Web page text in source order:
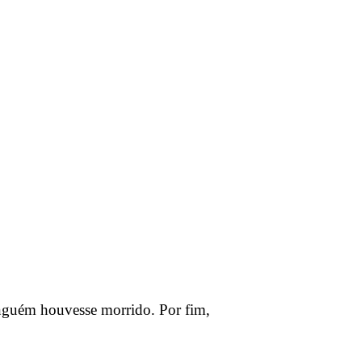
houvesse morrido. Por fim,